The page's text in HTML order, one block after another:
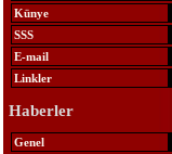
Künye
SSS
E-mail
Linkler
Haberler
Genel